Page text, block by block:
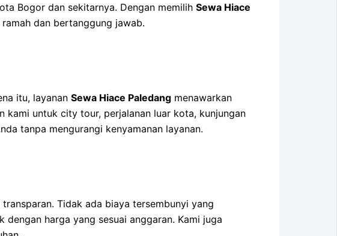
Bogor dan sekitarnya. Dengan memilih Sewa Hiace
dan bertanggung jawab.
itu, layanan Sewa Hiace Paledang menawarkan
kami untuk city tour, perjalanan luar kota, kunjungan
tanpa mengurangi kenyamanan layanan.
Tidak ada biaya tersembunyi yang
harga yang sesuai anggaran. Kami juga